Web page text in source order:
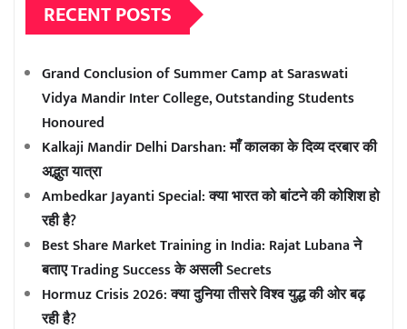
RECENT POSTS
Grand Conclusion of Summer Camp at Saraswati
Vidya Mandir Inter College, Outstanding Students
Honoured
Kalkaji Mandir Delhi Darshan: माँ कालका के दिव्य दरबार की
अद्भुत यात्रा
Ambedkar Jayanti Special: क्या भारत को बांटने की कोशिश हो
रही है?
Best Share Market Training in India: Rajat Lubana ने
बताए Trading Success के असली Secrets
Hormuz Crisis 2026: क्या दुनिया तीसरे विश्व युद्ध की ओर बढ़
रही है?